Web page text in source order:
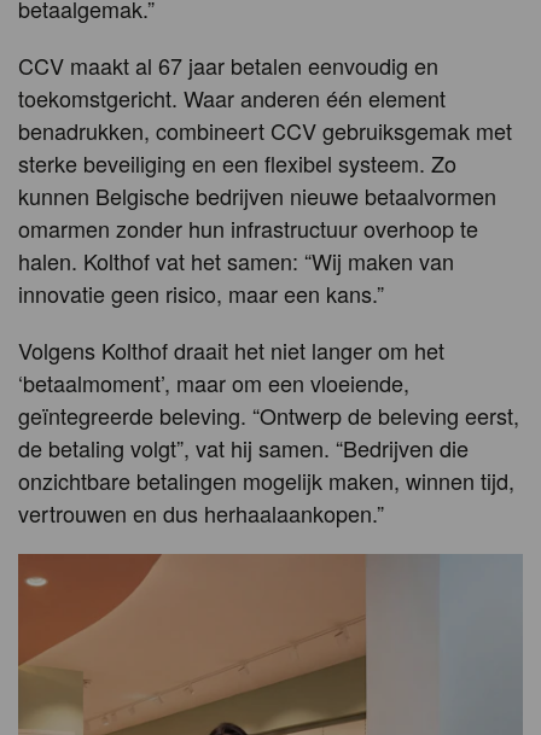
betaalgemak.”
CCV maakt al 67 jaar betalen eenvoudig en
toekomstgericht. Waar anderen één element
benadrukken, combineert CCV gebruiksgemak met
sterke beveiliging en een flexibel systeem. Zo
kunnen Belgische bedrijven nieuwe betaalvormen
omarmen zonder hun infrastructuur overhoop te
halen. Kolthof vat het samen: “Wij maken van
innovatie geen risico, maar een kans.”
Volgens Kolthof draait het niet langer om het
‘betaalmoment’, maar om een vloeiende,
geïntegreerde beleving. “Ontwerp de beleving eerst,
de betaling volgt”, vat hij samen. “Bedrijven die
onzichtbare betalingen mogelijk maken, winnen tijd,
vertrouwen en dus herhaalaankopen.”